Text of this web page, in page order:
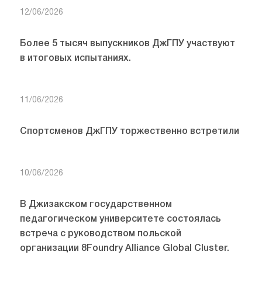
12/06/2026
Более 5 тысяч выпускников ДжГПУ участвуют
в итоговых испытаниях.
11/06/2026
Спортсменов ДжГПУ торжественно встретили
10/06/2026
В Джизакском государственном
педагогическом университете состоялась
встреча с руководством польской
организации 8Foundry Alliance Global Cluster.